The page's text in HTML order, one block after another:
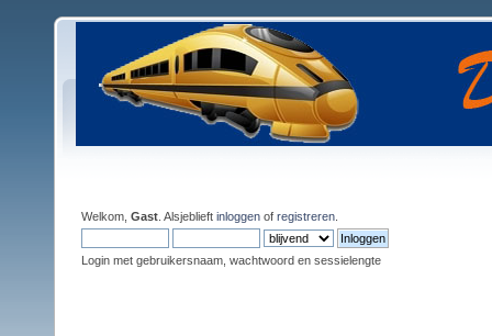
Welkom, Gast . Alsjeblieft inloggen of registreren
Login met gebruikersnaam, wachtwoord en sessielengte